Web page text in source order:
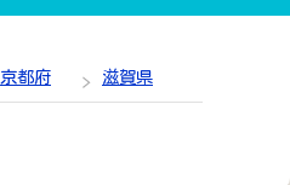
京都府 滋賀県